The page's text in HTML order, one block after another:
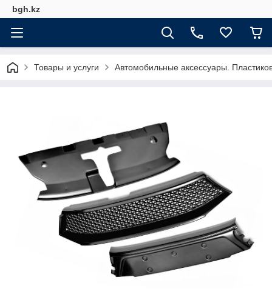
bgh.kz
Товары и услуги Автомобильные аксессуары.